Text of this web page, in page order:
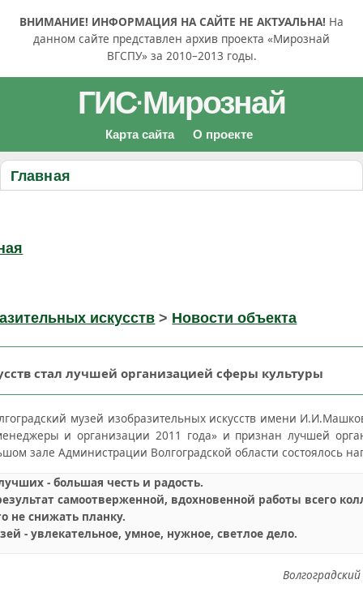
ВНИМАНИЕ! ИНФОРМАЦИЯ НА САЙТЕ НЕ АКТУАЛЬНА! На
данном сайте представлен архив проекта «Мирознай
ВГСПУ» за 2010–2013 годы.
ГИС·Мирознай
Карта сайта О проекте
Главная
искусств > Новости объекта
стал лучшей организацией сферы культуры
музей изобразительных искусств имени
и организации 2011 года» и признан лучшей
зале Администрации Волгоградской области состоялось
- большая честь и радость.
самоотверженной, вдохновенной работы всего
не снижать планку.
- увлекательное, умное, нужное, светлое дело.